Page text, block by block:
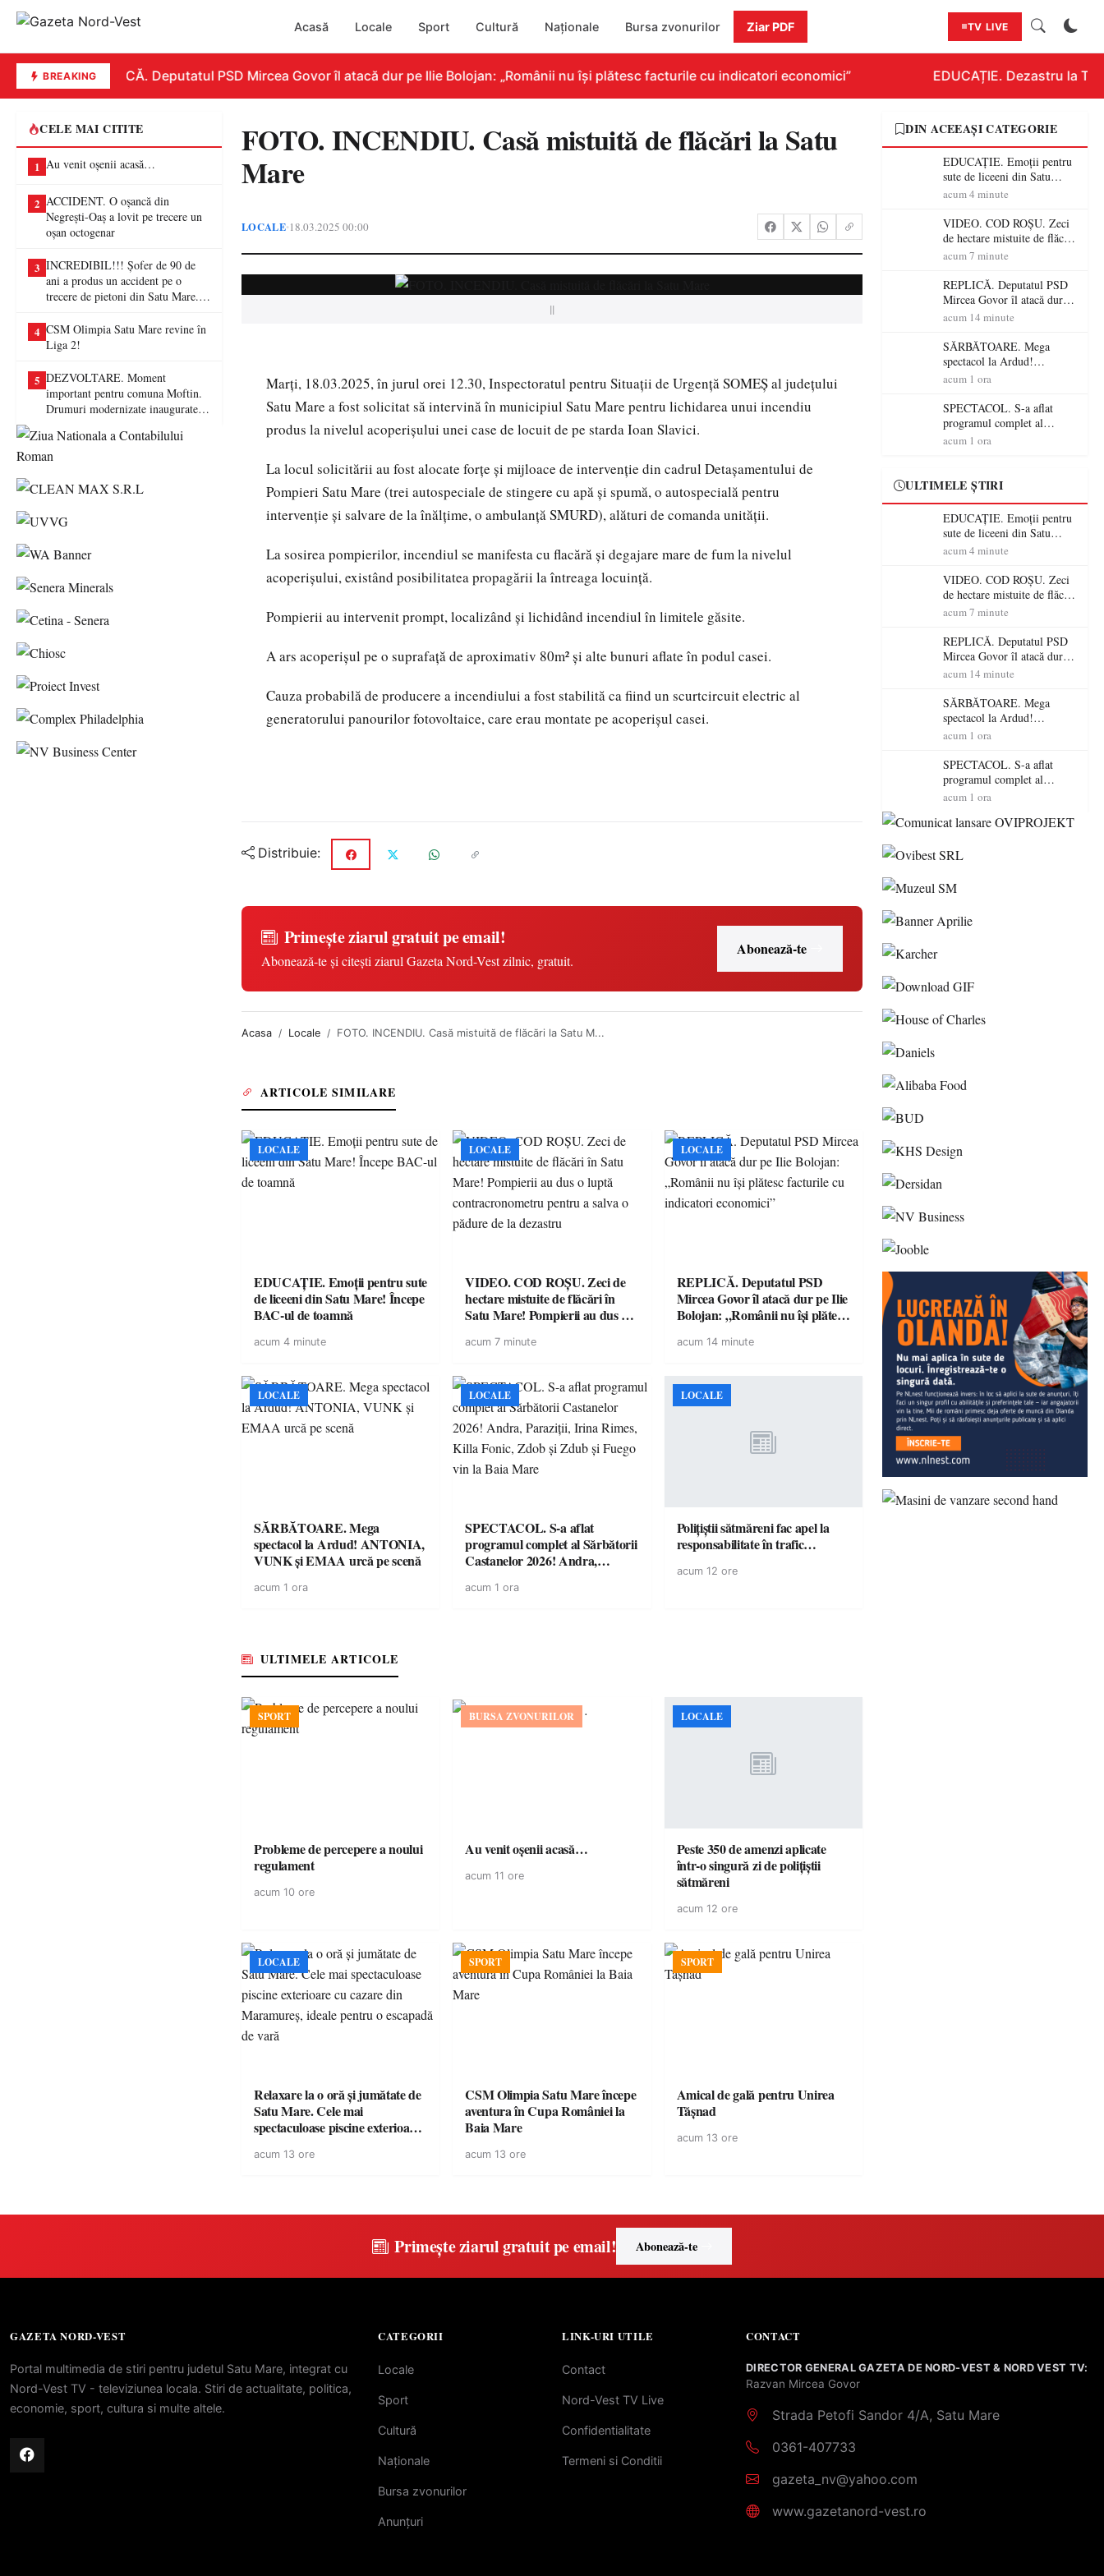
Acasă Locale Sport Cultură Naționale Bursa zvonurilor Ziar PDF TV LIVE
BREAKINGREPLICĂ. Deputatul PSD Mircea Govor îl atacă dur pe Ilie Bolojan: „Românii nu își plătesc facturile cu indicatori economici” EDUCAȚIE. Dezastru la
CELE MAI CITITE
1 Au venit oșenii acasă…
2 ACCIDENT. O oșancă din
Negrești-Oaș a lovit pe trecere un
oșan octogenar
3 INCREDIBIL!!! Șofer de 90 de
ani a produs un accident pe o
trecere de pietoni din Satu Mare. O
4 CSM Olimpia Satu Mare revine în
Liga 2!
5 DEZVOLTARE. Moment
important pentru comuna Moftin.
Drumuri modernizate inaugurate în
FOTO. INCENDIU. Casă mistuită de flăcări la Satu
Mare
LOCALE•18.03.2025 00:00
||
Marți, 18.03.2025, în jurul orei 12.30, Inspectoratul pentru Situații de Urgență SOMEȘ al județului
Satu Mare a fost solicitat să intervină în municipiul Satu Mare pentru lichidarea unui incendiu
produs la nivelul acoperișului unei case de locuit de pe starda Ioan Slavici.
La locul solicitării au fost alocate forțe și mijloace de intervenție din cadrul Detașamentului de
Pompieri Satu Mare (trei autospeciale de stingere cu apă și spumă, o autospecială pentru
intervenție și salvare de la înălțime, o ambulanță SMURD), alături de comanda unității.
La sosirea pompierilor, incendiul se manifesta cu flacără și degajare mare de fum la nivelul
acoperișului, existând posibilitatea propagării la întreaga locuință.
Pompierii au intervenit prompt, localizând și lichidând incendiul în limitele găsite.
A ars acoperișul pe o suprafață de aproximativ 80m² și alte bunuri aflate în podul casei.
Cauza probabilă de producere a incendiului a fost stabilită ca fiind un scurtcircuit electric al
generatorului panourilor fotovoltaice, care erau montate pe acoperișul casei.
Distribuie:
Primește ziarul gratuit pe email!
Abonează-te și citești ziarul Gazeta Nord-Vest zilnic, gratuit.
Abonează-te
Acasa Locale FOTO. INCENDIU. Casă mistuită de flăcări la Satu M...
ARTICOLE SIMILARE
LOCALE
EDUCAȚIE. Emoții pentru sute
de liceeni din Satu Mare! Începe
BAC-ul de toamnă
acum 4 minute
LOCALE
VIDEO. COD ROȘU. Zeci de
hectare mistuite de flăcări în
Satu Mare! Pompierii au dus o
a salva o pădure de la dezastru
acum 7 minute
LOCALE
REPLICĂ. Deputatul PSD
Mircea Govor îl atacă dur pe Ilie
Bolojan: „Românii nu își plătesc
economici”
acum 14 minute
LOCALE
SĂRBĂTOARE. Mega
spectacol la Ardud! ANTONIA,
VUNK și EMAA urcă pe scenă
acum 1 ora
LOCALE
SPECTACOL. S-a aflat
programul complet al Sărbătorii
Castanelor 2026! Andra,
Fonic, Zdob și Zdub și Fuego
acum 1 ora
LOCALE
Polițiștii sătmăreni fac apel la
responsabilitate în trafic…
acum 12 ore
ULTIMELE ARTICOLE
SPORT
Probleme de percepere a noului
regulament
acum 10 ore
BURSA ZVONURILOR
Au venit oșenii acasă…
acum 11 ore
LOCALE
Peste 350 de amenzi aplicate
într-o singură zi de polițiștii
sătmăreni
acum 12 ore
LOCALE
Relaxare la o oră și jumătate de
Satu Mare. Cele mai
spectaculoase piscine exterioare
pentru o escapadă de vară
acum 13 ore
SPORT
CSM Olimpia Satu Mare începe
aventura în Cupa României la
Baia Mare
acum 13 ore
SPORT
Amical de gală pentru Unirea
Tășnad
acum 13 ore
DIN ACEEAȘI CATEGORIE
EDUCAȚIE. Emoții pentru
sute de liceeni din Satu
Mare! Începe BAC-ul de
acum 4 minute
VIDEO. COD ROȘU. Zeci
de hectare mistuite de flăcări
în Satu Mare! Pompierii au
contracronometru pentru a
salva o pădure de la dezastru
acum 7 minute
REPLICĂ. Deputatul PSD
Mircea Govor îl atacă dur
pe Ilie Bolojan: „Românii
indicatori economici”
acum 14 minute
SĂRBĂTOARE. Mega
spectacol la Ardud!
ANTONIA, VUNK și
acum 1 ora
SPECTACOL. S-a aflat
programul complet al
Sărbătorii Castanelor 2026!
Zdub și Fuego vin la Baia
acum 1 ora
ULTIMELE ȘTIRI
EDUCAȚIE. Emoții pentru
sute de liceeni din Satu
Mare! Începe BAC-ul de
acum 4 minute
VIDEO. COD ROȘU. Zeci
de hectare mistuite de flăcări
în Satu Mare! Pompierii au
contracronometru pentru a
salva o pădure de la dezastru
acum 7 minute
REPLICĂ. Deputatul PSD
Mircea Govor îl atacă dur
pe Ilie Bolojan: „Românii
indicatori economici”
acum 14 minute
SĂRBĂTOARE. Mega
spectacol la Ardud!
ANTONIA, VUNK și
acum 1 ora
SPECTACOL. S-a aflat
programul complet al
Sărbătorii Castanelor 2026!
Rimes, Killa Fonic, Zdob și
Mare
acum 1 ora
Primește ziarul gratuit pe email! Abonează-te
GAZETA NORD-VEST
Portal multimedia de stiri pentru judetul Satu Mare, integrat cu
Nord-Vest TV - televiziunea locala. Stiri de actualitate, politica,
economie, sport, cultura si multe altele.
CATEGORII
Locale
Sport
Cultură
Naționale
Bursa zvonurilor
Anunțuri
LINK-URI UTILE
Contact
Nord-Vest TV Live
Confidentialitate
Termeni si Conditii
CONTACT
DIRECTOR GENERAL GAZETA DE NORD-VEST & NORD VEST TV:
Razvan Mircea Govor
Strada Petofi Sandor 4/A, Satu Mare
0361-407733
gazeta_nv@yahoo.com
www.gazetanord-vest.ro